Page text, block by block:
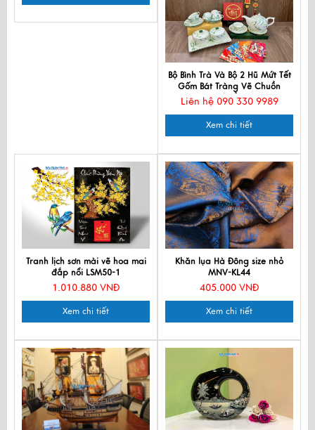
Bộ Bình Trà Và Bộ 2 Hũ Mứt Tết
Gốm Bát Tràng Vẽ Chuồn
Chuồn
Liên hệ 090 330 9989
Xem chi tiết
Khăn lụa Hà Đông size nhỏ
MNV-KL44
405.000 VNĐ
Xem chi tiết
Tranh lịch sơn mài vẽ hoa mai
đắp nổi LSM50-1
1.010.880 VNĐ
Xem chi tiết